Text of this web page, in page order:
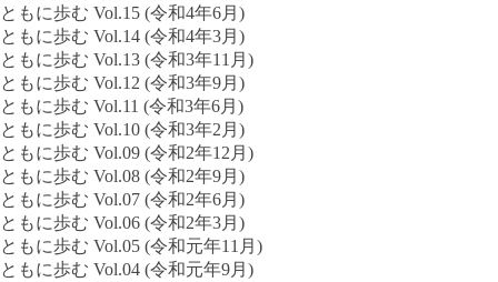
ともに歩む Vol.15 (令和4年6月)
ともに歩む Vol.14 (令和4年3月)
ともに歩む Vol.13 (令和3年11月)
ともに歩む Vol.12 (令和3年9月)
ともに歩む Vol.11 (令和3年6月)
ともに歩む Vol.10 (令和3年2月)
ともに歩む Vol.09 (令和2年12月)
ともに歩む Vol.08 (令和2年9月)
ともに歩む Vol.07 (令和2年6月)
ともに歩む Vol.06 (令和2年3月)
ともに歩む Vol.05 (令和元年11月)
ともに歩む Vol.04 (令和元年9月)